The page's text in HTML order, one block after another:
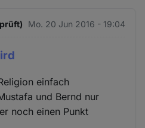
Mo. 20 Jun 2016 - 19:04
einfach
und Bernd nur
noch einen Punkt